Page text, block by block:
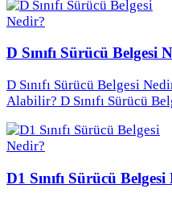
D Sınıfı Sürücü Belgesi
D Sınıfı Sürücü Belgesi
Alabilir? D Sınıfı Sürücü
D1 Sınıfı Sürücü